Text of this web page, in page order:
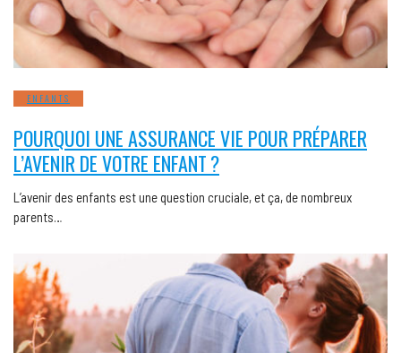
ENFANTS
POURQUOI UNE ASSURANCE VIE POUR PRÉPARER
L’AVENIR DE VOTRE ENFANT ?
L’avenir des enfants est une question cruciale, et ça, de nombreux
parents…